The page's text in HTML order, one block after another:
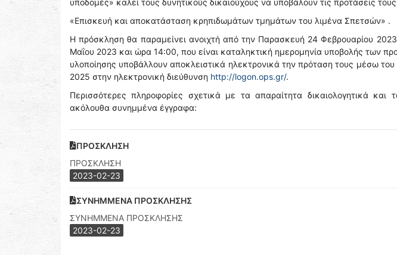
υποδομές» καλεί τους δυνητικούς δικαιούχους να υποβάλουν τις προτάσεις
«Επισκευή και αποκατάσταση κρηπιδωμάτων τμημάτων του λιμένα Σπετσών» .
Η πρόσκληση θα παραμείνει ανοιχτή από την Παρασκευή 24 Φεβρουαρίου
Μαΐου 2023 και ώρα 14:00, που είναι καταληκτική ημερομηνία υποβολής των
υλοποίησης υποβάλλουν αποκλειστικά ηλεκτρονικά την πρόταση τους μέσω
2025 στην ηλεκτρονική διεύθυνση http://logon.ops.gr/.
Περισσότερες πληροφορίες σχετικά με τα απαραίτητα δικαιολογητικά και
ακόλουθα συνημμένα έγγραφα:
ΠΡΟΣΚΛΗΣΗ
ΠΡΟΣΚΛΗΣΗ
2023-02-23
ΣΥΝΗΜΜΕΝΑ ΠΡΟΣΚΛΗΣΗΣ
ΣΥΝΗΜΜΕΝΑ ΠΡΟΣΚΛΗΣΗΣ
2023-02-23